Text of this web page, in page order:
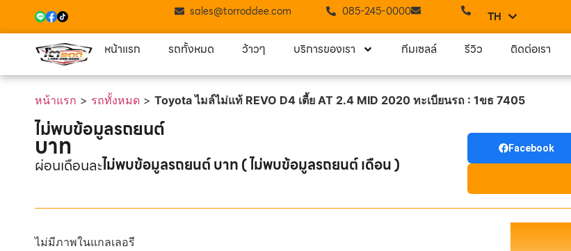
sales@torroddee.com 085-245-0000 TH
EN
หน้าแรก รถทั้งหมด ว้าวๆ บริการของเรา ทีมเซลล์ รีวิว ติดต่อเรา
หน้าแรก > รถทั้งหมด > Toyota ไมล์ไม่แท้ REVO D4 เตี้ย AT 2.4 MID 2020 ทะเบียนรถ : 1ขธ 7405
ไม่พบข้อมูลรถยนต์
บาท
ผ่อนเดือนละไม่พบข้อมูลรถยนต์ บาท ( ไม่พบข้อมูลรถยนต์ เดือน )
Facebook
ไม่มีภาพในแกลเลอรี